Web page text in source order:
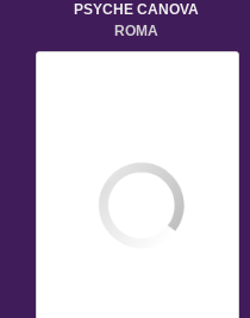
PSYCHE CANOVA
ROMA